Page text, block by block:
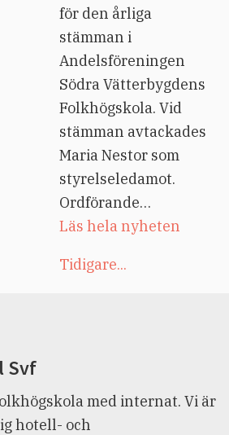
för den årliga
stämman i
Andelsföreningen
Södra Vätterbygdens
Folkhögskola. Vid
stämman avtackades
Maria Nestor som
styrelseledamot.
Ordförande…
Läs hela nyheten
Tidigare...
Svf
med internat. Vi är
hotell- och